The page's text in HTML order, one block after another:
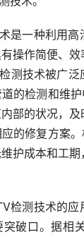
是一种利用
操作简便、效
测技术被广泛
的检测和维
部的状况，
的修复方案
护成本和工
检测技术的
破口。据相